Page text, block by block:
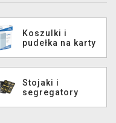
Koszulki i
pudełka na karty
Stojaki i
segregatory